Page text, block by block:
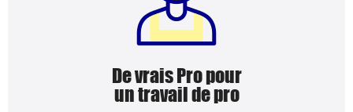
De vrais Pro pour
un travail de pro